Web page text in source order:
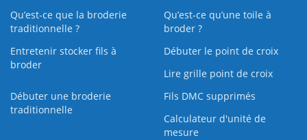
Qu’est-ce que la broderie
traditionnelle ?
Qu’est‑ce qu’une toile à
broder ?
Entretenir stocker fils à
broder
Débuter le point de croix
Lire grille point de croix
Débuter une broderie
traditionnelle
Fils DMC supprimés
Calculateur d'unité de
mesure